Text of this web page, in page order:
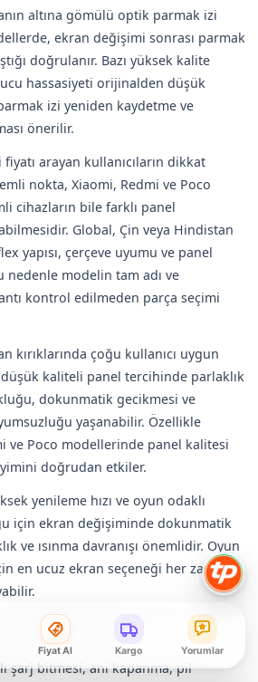
altına gömülü optik parmak izi
ekran değişimi sonrası parmak
doğrulanır. Bazı yüksek kalite
hassasiyeti orijinalden düşük
izi yeniden kaydetme ve
önerilir.
arayan kullanıcıların dikkat
nokta, Xiaomi, Redmi ve Poco
cihazların bile farklı panel
Global, Çin veya Hindistan
yapısı, çerçeve uyumu ve panel
nedenle modelin tam adı ve
kontrol edilmeden parça seçimi
kırıklarında çoğu kullanıcı uygun
kaliteli panel tercihinde parlaklık
dokunmatik gecikmesi ve
yaşanabilir. Özellikle
ve Poco modellerinde panel kalitesi
doğrudan etkiler.
yenileme hızı ve oyun odaklı
için ekran değişiminde dokunmatik
ve ısınma davranışı önemlidir. Oyun
en ucuz ekran seçeneği her zaman
şarj bitmesi, ani kapanma, pil
Fiyat Al Kargo Yorumlar